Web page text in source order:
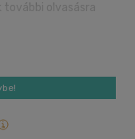
olvasásra